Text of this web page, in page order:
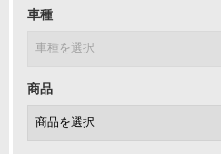
車種
商品